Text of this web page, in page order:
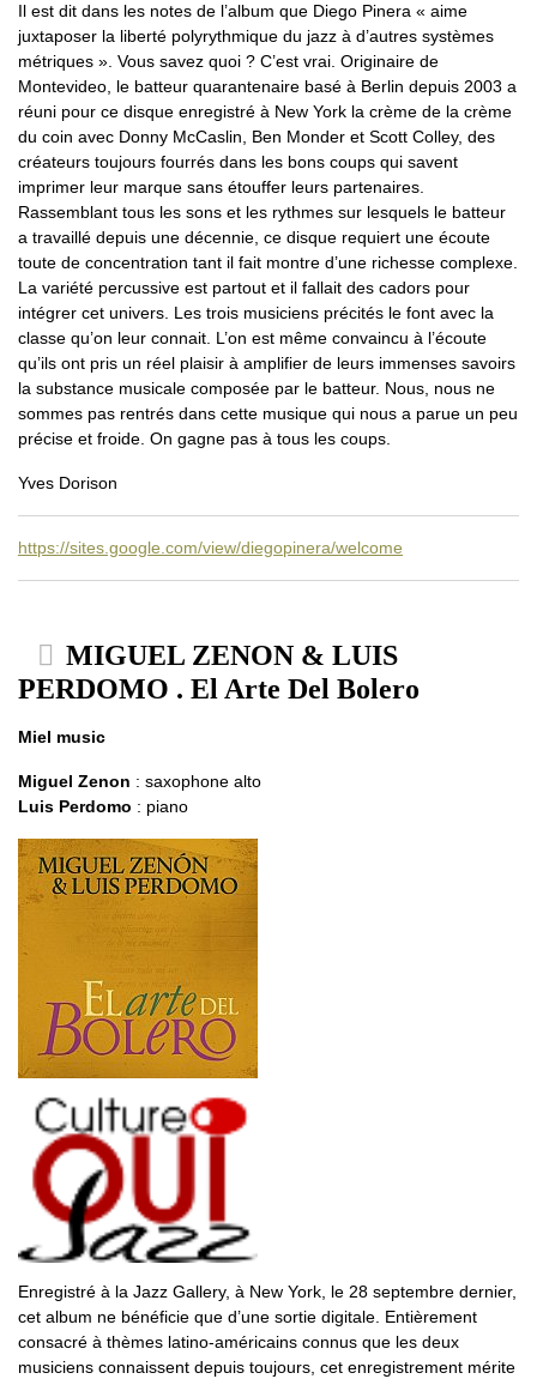
Il est dit dans les notes de l’album que Diego Pinera « aime
juxtaposer la liberté polyrythmique du jazz à d’autres systèmes
métriques ». Vous savez quoi ? C’est vrai. Originaire de
Montevideo, le batteur quarantenaire basé à Berlin depuis 2003 a
réuni pour ce disque enregistré à New York la crème de la crème
du coin avec Donny McCaslin, Ben Monder et Scott Colley, des
créateurs toujours fourrés dans les bons coups qui savent
imprimer leur marque sans étouffer leurs partenaires.
Rassemblant tous les sons et les rythmes sur lesquels le batteur
a travaillé depuis une décennie, ce disque requiert une écoute
toute de concentration tant il fait montre d’une richesse complexe.
La variété percussive est partout et il fallait des cadors pour
intégrer cet univers. Les trois musiciens précités le font avec la
classe qu’on leur connait. L’on est même convaincu à l’écoute
qu’ils ont pris un réel plaisir à amplifier de leurs immenses savoirs
la substance musicale composée par le batteur. Nous, nous ne
sommes pas rentrés dans cette musique qui nous a parue un peu
précise et froide. On gagne pas à tous les coups.
Yves Dorison
https://sites.google.com/view/diegopinera/welcome
MIGUEL ZENON & LUIS
PERDOMO . El Arte Del Bolero
Miel music
Miguel Zenon : saxophone alto
Luis Perdomo : piano
Enregistré à la Jazz Gallery, à New York, le 28 septembre dernier,
cet album ne bénéficie que d’une sortie digitale. Entièrement
consacré à thèmes latino-américains connus que les deux
musiciens connaissent depuis toujours, cet enregistrement mérite